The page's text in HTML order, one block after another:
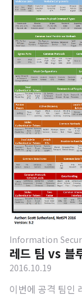
실전 연습으로
모바일 ARM
Information
레드 팀 vs 블
2016.10.19
이번에 공격 팀인